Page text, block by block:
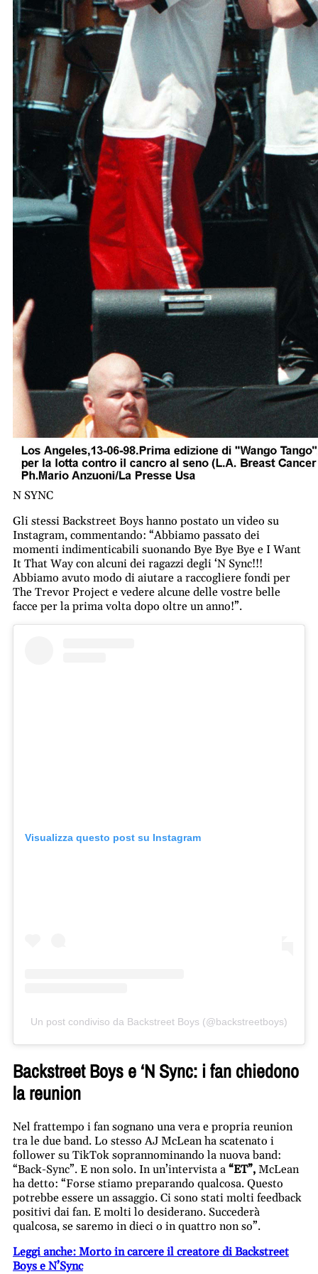
N SYNC
Gli stessi Backstreet Boys hanno postato un video su
Instagram, commentando: “Abbiamo passato dei
momenti indimenticabili suonando Bye Bye Bye e I Want
It That Way con alcuni dei ragazzi degli ‘N Sync!!!
Abbiamo avuto modo di aiutare a raccogliere fondi per
The Trevor Project e vedere alcune delle vostre belle
facce per la prima volta dopo oltre un anno!”.
Visualizza questo post su Instagram
Un post condiviso da Backstreet Boys (@backstreetboys)
Backstreet Boys e ‘N Sync: i fan chiedono
la reunion
Nel frattempo i fan sognano una vera e propria reunion
tra le due band. Lo stesso AJ McLean ha scatenato i
follower su TikTok soprannominando la nuova band:
“Back-Sync”. E non solo. In un’intervista a “ET”, McLean
ha detto: “Forse stiamo preparando qualcosa. Questo
potrebbe essere un assaggio. Ci sono stati molti feedback
positivi dai fan. E molti lo desiderano. Succederà
qualcosa, se saremo in dieci o in quattro non so”.
Leggi anche: Morto in carcere il creatore di Backstreet
Boys e N’Sync